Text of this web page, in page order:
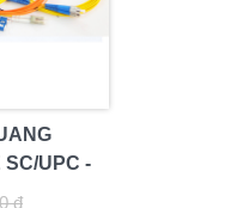
SC/UPC -
đ